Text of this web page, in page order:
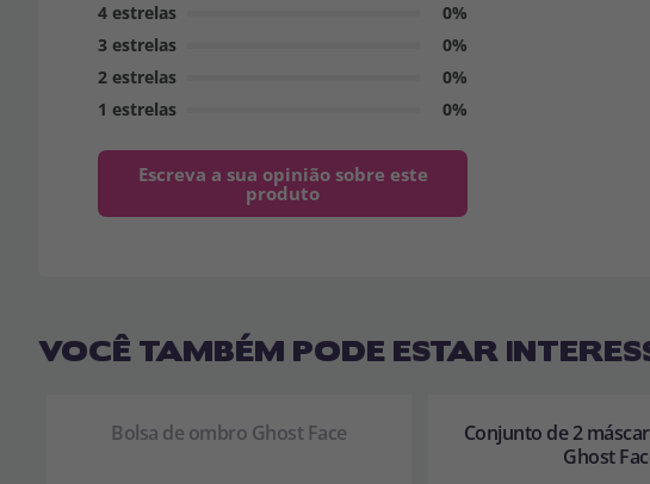
4 estrelas
0%
3 estrelas
0%
2 estrelas
0%
1 estrelas
0%
Escreva a sua opinião sobre este
produto
VOCÊ TAMBÉM PODE ESTAR
Bolsa de ombro Ghost Face
Conjunto de 2
Ghost